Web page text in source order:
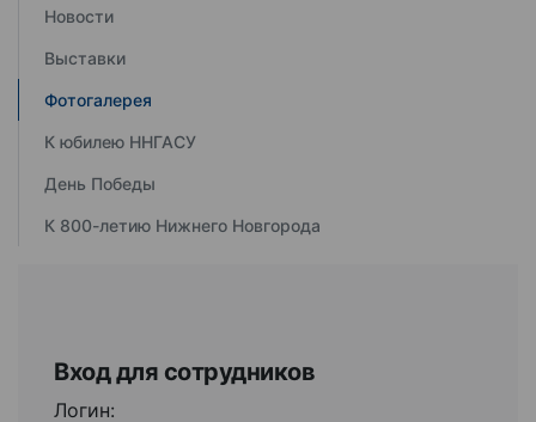
Новости
Выставки
Фотогалерея
К юбилею ННГАСУ
День Победы
К 800-летию Нижнего Новгорода
Вход для сотрудников
Логин: